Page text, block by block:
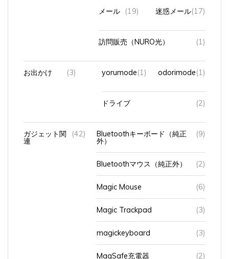
(19) 迷惑メール (17)
訪問販売（NURO光） (1)
お出かけ (3) yorumode (1) odorimode (1)
ドライブ (2)
ガジェット関
連
(42) Bluetoothキーボード（純正
外）
(9)
Bluetoothマウス（純正外） (2)
Magic Mouse (6)
Magic Trackpad (3)
magickeyboard (3)
MagSafe充電器 (2)